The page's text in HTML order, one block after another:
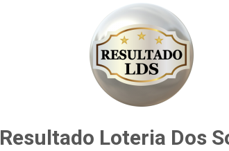
Resultado Loteria Dos